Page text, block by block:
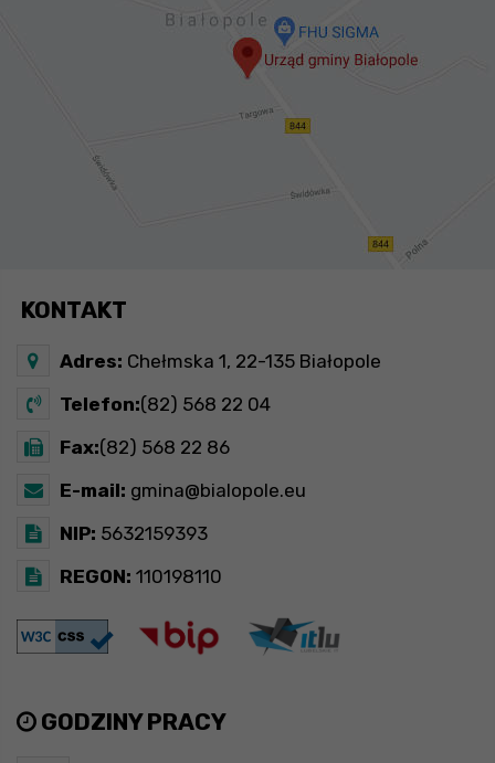
KONTAKT
Adres: Chełmska 1, 22-135 Białopole
Telefon:(82) 568 22 04
Fax:(82) 568 22 86
E-mail: gmina@bialopole.eu
NIP: 5632159393
REGON: 110198110
GODZINY PRACY